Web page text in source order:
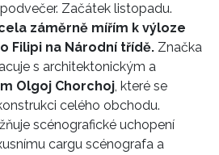
Začátek listopadu.
záměrně mířím k výloze
Filipi na Národní třídě. Značka
s architektonickým a
Olgoj Chorchoj, které se
celého obchodu.
scénografické uchopení
cargu scénografa a